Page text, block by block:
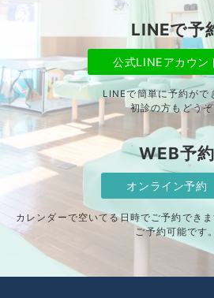
LINEで予
公式LINEアカウン
LINEで簡単に予約がで
初診の方もどうぞ
WEB予約
オンライン予約
カレンダーで空いてる日時でご予約でき
ご予約可能です。